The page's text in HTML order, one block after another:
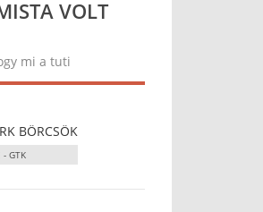
VOLT
mi a tuti
BÖRCSÖK
- GTK